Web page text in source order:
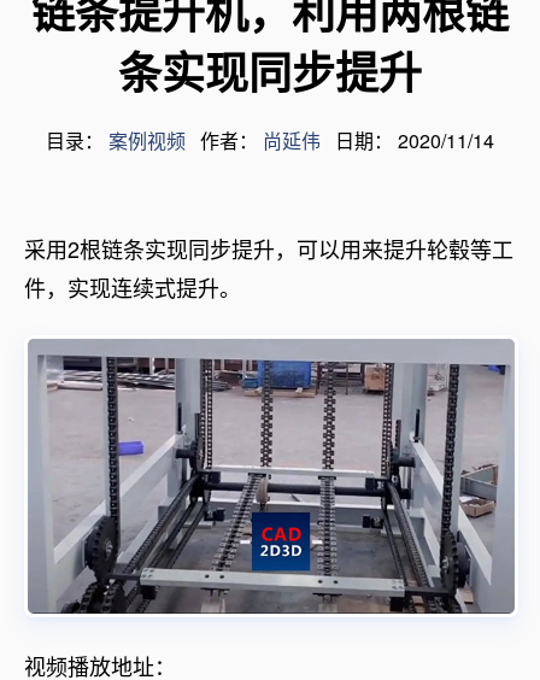
条实现同步提升
目录： 案例视频 作者： 尚延伟 日期： 2020/11/14
采用2根链条实现同步提升，可以用来提升轮毂等工
件，实现连续式提升。
视频播放地址：